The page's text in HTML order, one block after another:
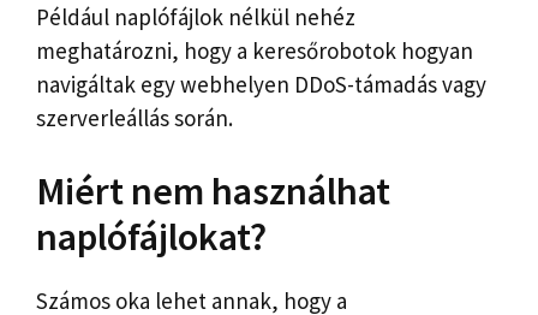
Például naplófájlok nélkül nehéz
meghatározni, hogy a keresőrobotok hogyan
navigáltak egy webhelyen DDoS-támadás vagy
szerverleállás során.
Miért nem használhat
naplófájlokat?
Számos oka lehet annak, hogy a